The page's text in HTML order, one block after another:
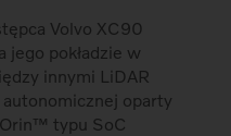
Volvo XC90
pokładzie w
innymi LiDAR
autonomicznej oparty
typu SoC